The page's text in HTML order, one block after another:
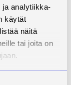
ja analytiikka-
käytät
näitä
tai joita on